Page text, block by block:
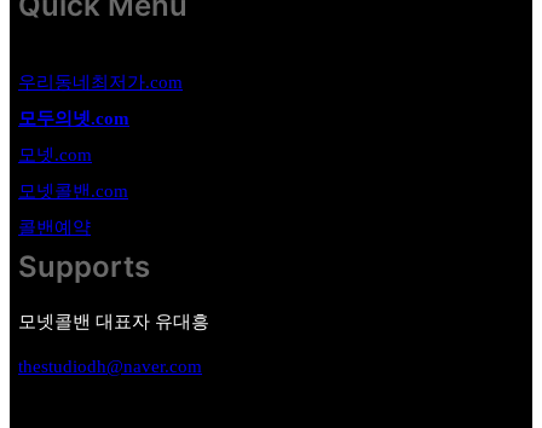
우리동네최저가.com
모두의넷.com
모넷.com
모넷콜밴.com
콜밴예약
Supports
모넷콜밴 대표자 유대흥
thestudiodh@naver.com